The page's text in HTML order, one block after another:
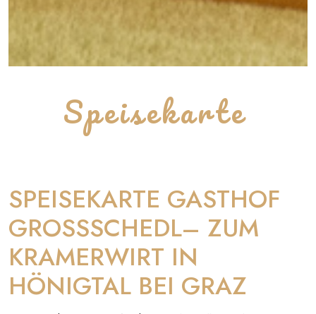
Speisekarte
SPEISEKARTE GASTHOF
GROSSSCHEDL– ZUM
KRAMERWIRT IN
HÖNIGTAL BEI GRAZ